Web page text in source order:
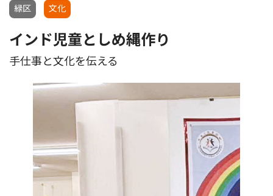
緑区 文化
インド児童としめ縄作り
手仕事と文化を伝える